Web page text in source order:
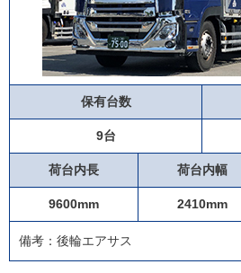
保有台数
9台
荷台内長 荷台内幅
9600mm 2410mm
備考：後輪エアサス